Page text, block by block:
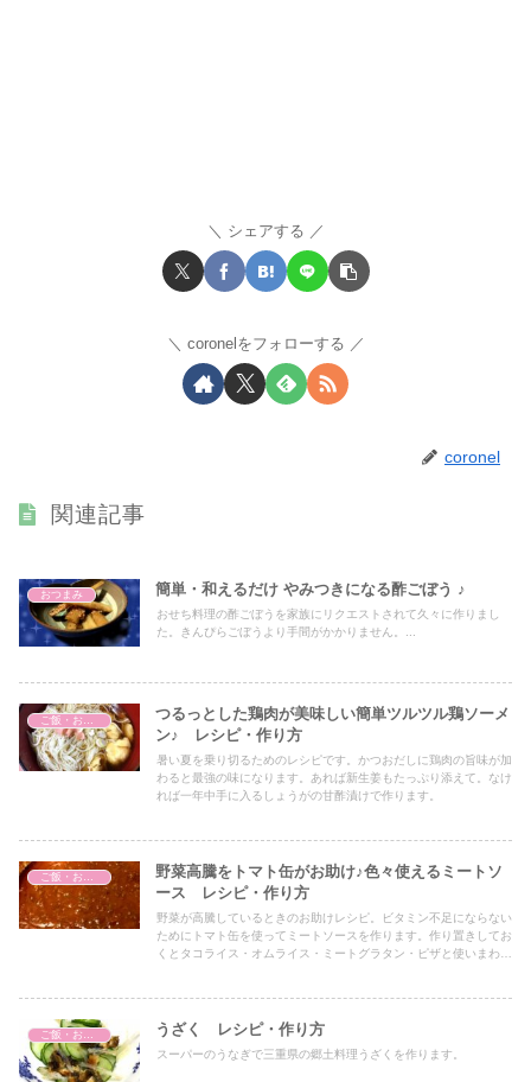
シェアする
coronelをフォローする
coronel
関連記事
おつまみ 簡単・和えるだけ やみつきになる酢ごぼう ♪
おせち料理の酢ごぼうを家族にリクエストされて久々に作りまし
た。きんぴらごぼうより手間がかかりません。...
つるっとした鶏肉が美味しい簡単ツルツル鶏ソーメ
ン♪ レシピ・作り方
暑い夏を乗り切るためのレシピです。かつおだしに鶏肉の旨味が加
わると最強の味になります。あれば新生姜もたっぷり添えて。なけ
れば一年中手に入るしょうがの甘酢漬けで作ります。
ご飯・おかず
野菜高騰をトマト缶がお助け♪色々使えるミートソ
ース レシピ・作り方
野菜が高騰しているときのお助けレシピ。ビタミン不足にならない
ためにトマト缶を使ってミートソースを作ります。作り置きしてお
くとタコライス・オムライス・ミートグラタン・ピザと使いまわし
ご飯・おかず うざく レシピ・作り方
スーパーのうなぎで三重県の郷土料理うざくを作ります。